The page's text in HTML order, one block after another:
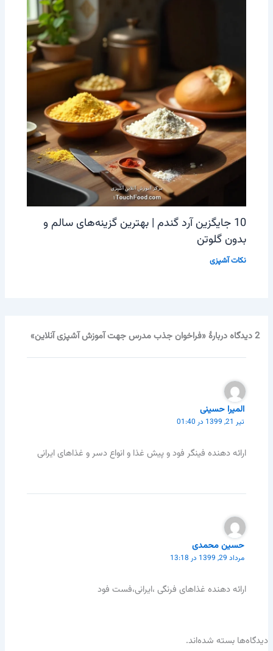
10 جایگزین آرد گندم | بهترین گزینه‌های سالم و
بدون گلوتن
نکات آشپزی
2 دیدگاه دربارهٔ «فراخوان جذب مدرس جهت آموزش آشپزی آنلاین»
المیرا حسینی
تیر 21, 1399 در 01:40
ارائه دهنده فینگر فود و پیش غذا و انواع دسر و غذاهای ایرانی
حسین محمدی
مرداد 29, 1399 در 13:18
ارائه دهنده غذاهای فرنگی ،ایرانی،فست فود
دیدگاه‌ها بسته شده‌اند.